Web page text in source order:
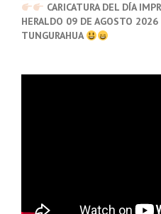
CARICATURA DEL DÍA
HERALDO 09 DE AGOSTO 2026
TUNGURAHUA